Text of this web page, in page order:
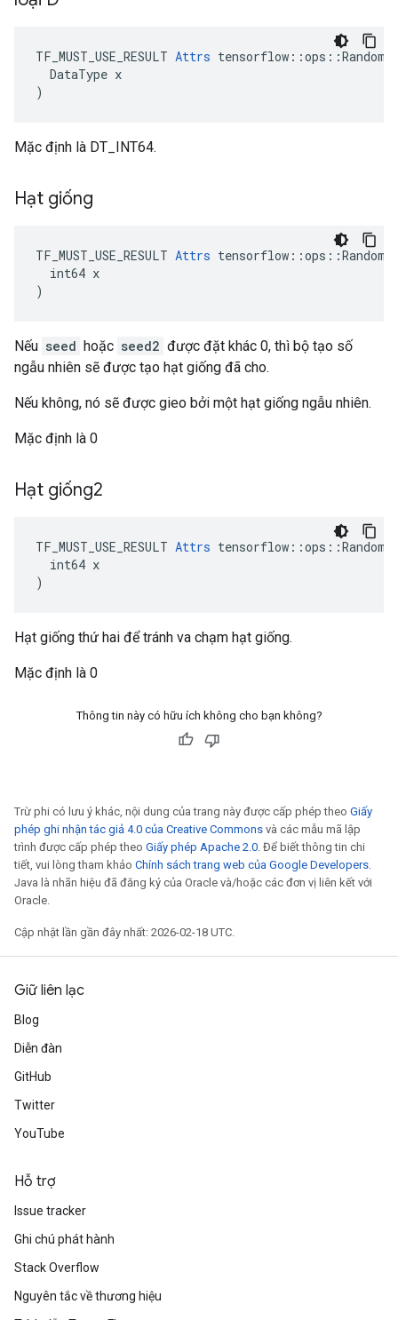
TF_MUST_USE_RESULT Attrs tensorflow ::ops ::
DataType x
)
Mặc định là DT_INT64.
Hạt giống
TF_MUST_USE_RESULT Attrs
  int64 x
)
Nếu seed hoặc seed2 được đặt khác 0, thì bộ tạo số
ngẫu nhiên sẽ được tạo hạt giống đã cho.
Nếu không, nó sẽ được gieo bởi một hạt giống ngẫu nhiên.
Mặc định là 0
Hạt giống2
TF_MUST_USE_RESULT Attrs
  int64 x
)
Hạt giống thứ hai để tránh va chạm hạt giống.
Mặc định là 0
Thông tin này có hữu ích không cho bạn không?
Trừ phi có lưu ý khác, nội dung của trang này được cấp phép theo Giấy
phép ghi nhận tác giả 4.0 của Creative Commons và các mẫu mã lập
trình được cấp phép theo Giấy phép Apache 2.0. Để biết thông tin chi
tiết, vui lòng tham khảo Chính sách trang web của Google Developers.
Java là nhãn hiệu đã đăng ký của Oracle và/hoặc các đơn vị liên kết với
Oracle.
Cập nhật lần gần đây nhất: 2026-02-18 UTC.
Giữ liên lạc
Blog
Diễn đàn
GitHub
Twitter
YouTube
Hỗ trợ
Issue tracker
Ghi chú phát hành
Stack Overflow
Nguyên tắc về thương hiệu